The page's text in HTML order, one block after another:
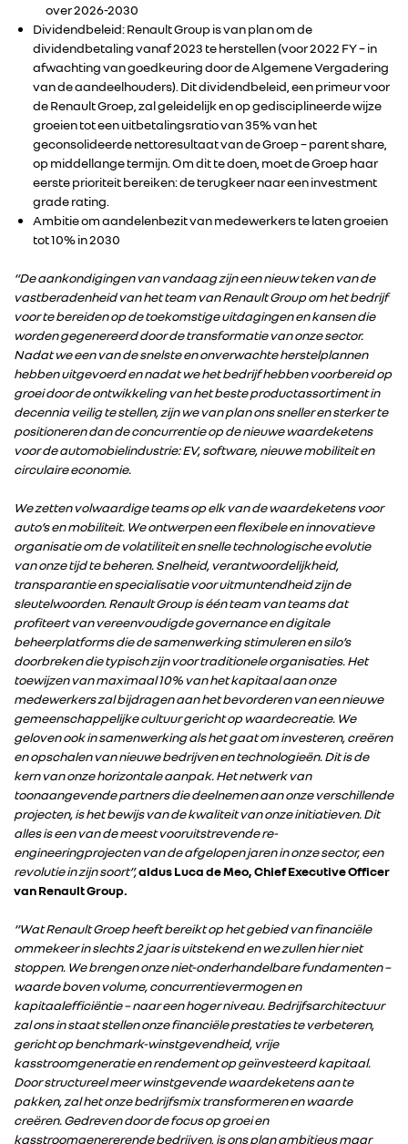
over 2026-2030
Dividendbeleid: Renault Group is van plan om de
dividendbetaling vanaf 2023 te herstellen (voor 2022 FY – in
afwachting van goedkeuring door de Algemene Vergadering
van de aandeelhouders). Dit dividendbeleid, een primeur voor
de Renault Groep, zal geleidelijk en op gedisciplineerde wijze
groeien tot een uitbetalingsratio van 35% van het
geconsolideerde nettoresultaat van de Groep – parent share,
op middellange termijn. Om dit te doen, moet de Groep haar
eerste prioriteit bereiken: de terugkeer naar een investment
grade rating.
Ambitie om aandelenbezit van medewerkers te laten groeien
tot 10% in 2030
“De aankondigingen van vandaag zijn een nieuw teken van de
vastberadenheid van het team van Renault Group om het bedrijf
voor te bereiden op de toekomstige uitdagingen en kansen die
worden gegenereerd door de transformatie van onze sector.
Nadat we een van de snelste en onverwachte herstelplannen
hebben uitgevoerd en nadat we het bedrijf hebben voorbereid op
groei door de ontwikkeling van het beste productassortiment in
decennia veilig te stellen, zijn we van plan ons sneller en sterker te
positioneren dan de concurrentie op de nieuwe waardeketens
voor de automobielindustrie: EV, software, nieuwe mobiliteit en
circulaire economie.
We zetten volwaardige teams op elk van de waardeketens voor
auto’s en mobiliteit. We ontwerpen een flexibele en innovatieve
organisatie om de volatiliteit en snelle technologische evolutie
van onze tijd te beheren. Snelheid, verantwoordelijkheid,
transparantie en specialisatie voor uitmuntendheid zijn de
sleutelwoorden. Renault Group is één team van teams dat
profiteert van vereenvoudigde governance en digitale
beheerplatforms die de samenwerking stimuleren en silo’s
doorbreken die typisch zijn voor traditionele organisaties. Het
toewijzen van maximaal 10% van het kapitaal aan onze
medewerkers zal bijdragen aan het bevorderen van een nieuwe
gemeenschappelijke cultuur gericht op waardecreatie. We
geloven ook in samenwerking als het gaat om investeren, creëren
en opschalen van nieuwe bedrijven en technologieën. Dit is de
kern van onze horizontale aanpak. Het netwerk van
toonaangevende partners die deelnemen aan onze verschillende
projecten, is het bewijs van de kwaliteit van onze initiatieven. Dit
alles is een van de meest vooruitstrevende re-
engineeringprojecten van de afgelopen jaren in onze sector, een
revolutie in zijn soort”,aldus Luca de Meo, Chief Executive Officer
van Renault Group.
“Wat Renault Groep heeft bereikt op het gebied van financiële
ommekeer in slechts 2 jaar is uitstekend en we zullen hier niet
stoppen. We brengen onze niet-onderhandelbare fundamenten –
waarde boven volume, concurrentievermogen en
kapitaalefficiëntie – naar een hoger niveau. Bedrijfsarchitectuur
zal ons in staat stellen onze financiële prestaties te verbeteren,
gericht op benchmark-winstgevendheid, vrije
kasstroomgeneratie en rendement op geïnvesteerd kapitaal.
Door structureel meer winstgevende waardeketens aan te
pakken, zal het onze bedrijfsmix transformeren en waarde
creëren. Gedreven door de focus op groei en
kasstroomgenererende bedrijven, is ons plan ambitieus maar